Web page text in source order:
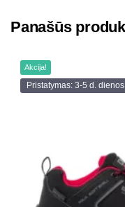
Panašūs
Akcija!
Pristatymas: 3-5 d. dienos